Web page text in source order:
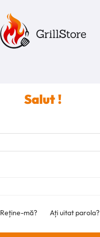
Salut !
Reține-mă? Ați uitat parola?